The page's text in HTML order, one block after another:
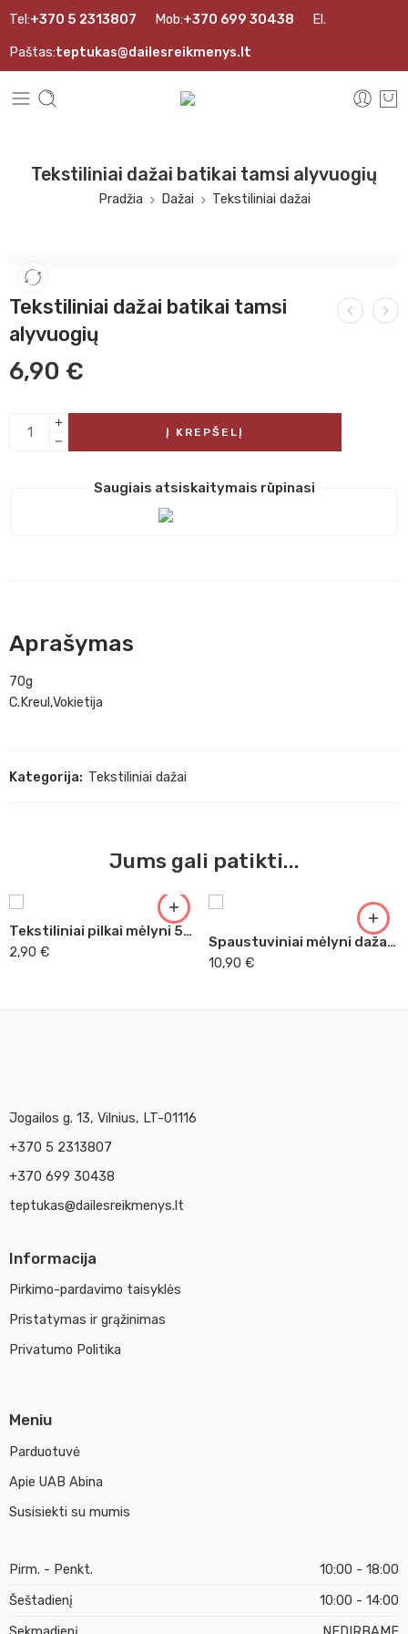
Tel:+370 5 2313807 Mob:+370 699 30438 El.
Paštas:teptukas@dailesreikmenys.lt
Tekstiliniai dažai batikai tamsi alyvuogių
Pradžia Dažai Tekstiliniai dažai
Tekstiliniai dažai batikai tamsi
alyvuogių
6,90 €
Į KREPŠELĮ
Saugiais atsiskaitymais rūpinasi
Aprašymas
70g
C.Kreul,Vokietija
Kategorija: Tekstiliniai dažai
Jums gali patikti...
Tekstiliniai pilkai mėlyni 50ml
2,90 €
Spaustuviniai mėlyni dažai tekstilei Essdee 150 ml
10,90 €
Jogailos g. 13, Vilnius, LT-01116
+370 5 2313807
+370 699 30438
teptukas@dailesreikmenys.lt
Informacija
Pirkimo-pardavimo taisyklės
Pristatymas ir grąžinimas
Privatumo Politika
Meniu
Parduotuvė
Apie UAB Abina
Susisiekti su mumis
Pirm. - Penkt.
10:00 - 18:00
Šeštadienį
10:00 - 14:00